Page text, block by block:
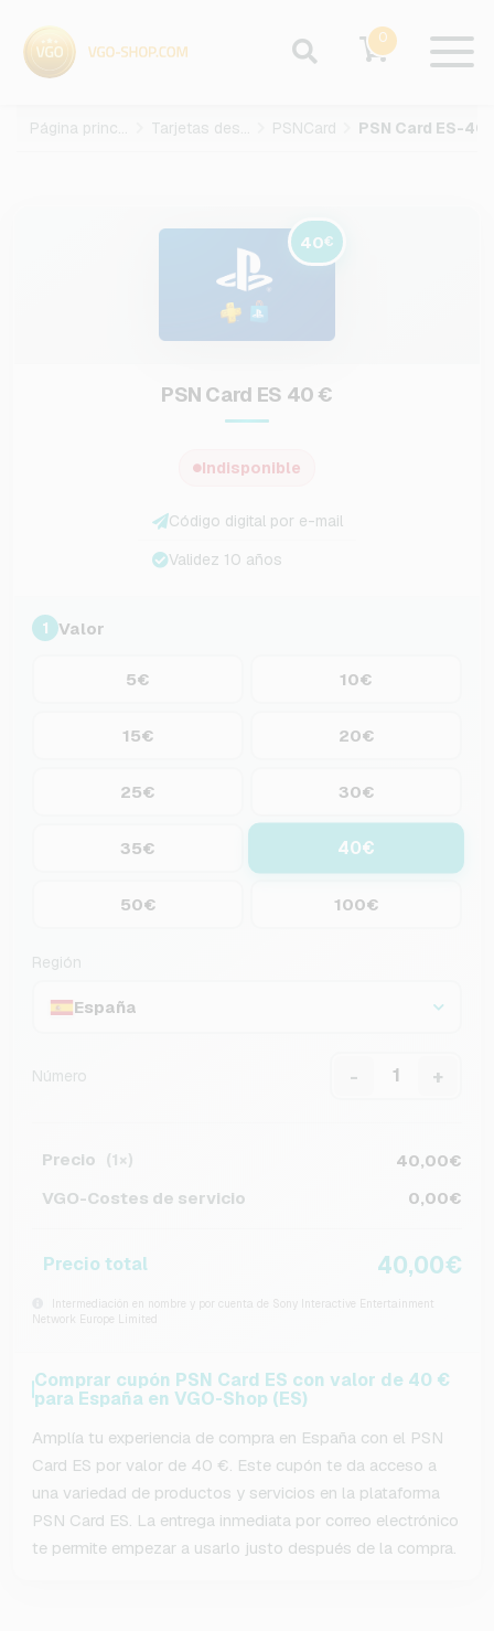
0
Página principal Tarjetas des juegos PSNCard
40€
PSN Card ES 40 €
Indisponible
Código digital por e-mail
Validez 10 años
1 Valor
5€ 10€
15€ 20€
25€ 30€
35€ 40€
50€ 100€
Región
España
Número - +
Precio (1×)
40,00€
VGO-Costes de servicio
0,00€
Precio total 40,00€
Intermediación en nombre y por cuenta de Sony Interactive Entertainment
Network Europe Limited
Comprar cupón PSN Card ES con valor de 40 €
para España en VGO-Shop (ES)
Amplía tu experiencia de compra en España con el PSN
Card ES por valor de 40 €. Este cupón te da acceso a
una variedad de productos y servicios en la plataforma
PSN Card ES. La entrega inmediata por correo electrónico
te permite empezar a usarlo justo después de la compra.